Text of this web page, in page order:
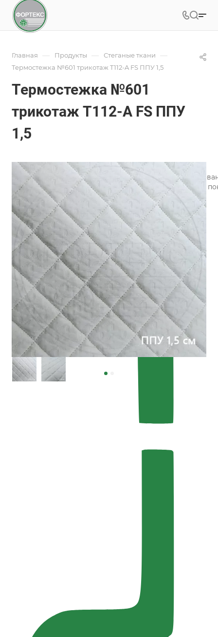
Главная — Продукты — Стеганые ткани —
Термостежка №601 трикотаж T112-A FS ППУ 1,5
Термостежка №601
трикотаж T112-A FS ППУ
1,5
Арт.
Стёжка ткани на ультразвуковом стегальном
стёганые полотна для производства матрасов, одеял,
Подробности
Характеристики
Категория —
Термостёжка
Тип рисунка
— Ромб
Рапорт рисунка, мм
—
9 см х 9 см
Все характеристики